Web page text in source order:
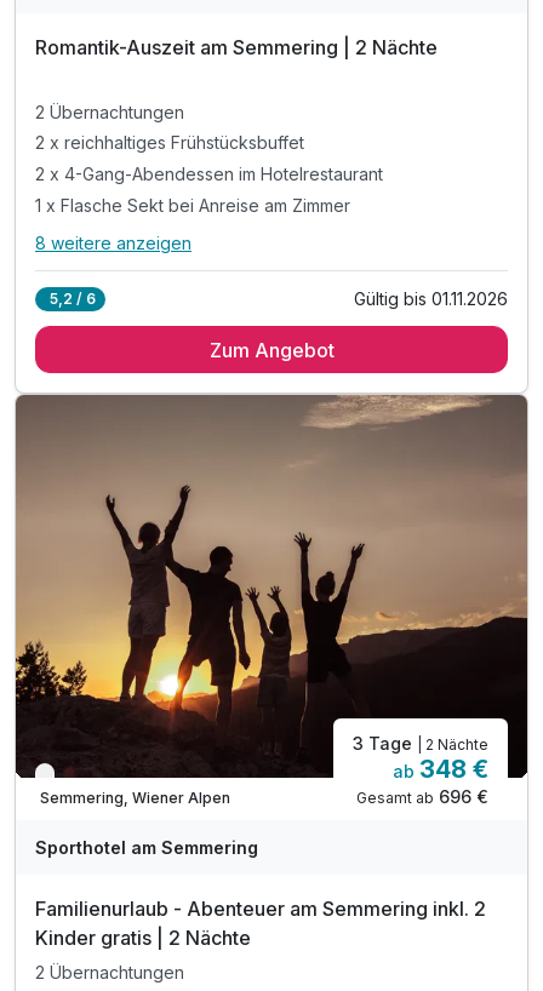
Ausstattung
Für 3 Tage 233,00 €
Romantik-Auszeit am Semmering | 2 Nächte
2 Übernachtungen
2 x reichhaltiges Frühstücksbuffet
2 x 4-Gang-Abendessen im Hotelrestaurant
1 x Flasche Sekt bei Anreise am Zimmer
Alle Inklusivleistungen
2 x reichhaltiges Frühstücksbuffet
1 x Flasche Sekt bei Anreise am Zimmer
inkl. Nutzung der Wellnesseinrichtungen
inkl. Nutzung des Fitnessbereiches
inkl. Leihbademantel für den Aufenthalt
inkl. Parkplatz & W-LAN Nutzung
Tipp: Bikepark Semmering
Tipp: Einkehrschwung im Liechtensteinhaus
8 weitere anzeigen
5,2 / 6 Gültig bis 01.11.2026
Zum Angebot
Nur noch bis Oktober
Semmering, Wiener Alpen
3 Tage | 2 Nächte
ab 348 €
Gesamt ab 696 €
Sporthotel am Semmering
Familienurlaub - Abenteuer am Semmering inkl. 2
Kinder gratis | 2 Nächte
2 Übernachtungen